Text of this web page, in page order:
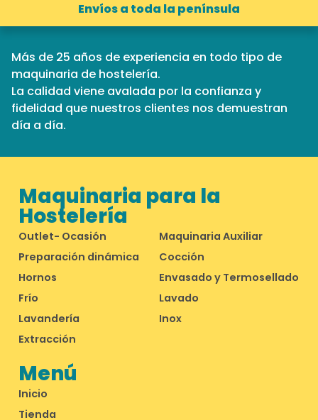
Envíos a toda la península
Más de 25 años de experiencia en todo tipo de
maquinaria de hostelería.
La calidad viene avalada por la confianza y
fidelidad que nuestros clientes nos demuestran
día a día.
Menú
Inicio
Tienda
Maquinaria para la
Hostelería
Outlet- Ocasión
Maquinaria Auxiliar
Preparación dinámica
Cocción
Hornos
Envasado y Termosellado
Frío
Lavado
Lavandería
Inox
Extracción